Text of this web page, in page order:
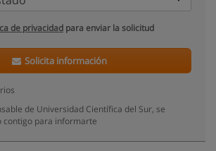
de privacidad para enviar la solicitud
Solicita información
de Universidad Científica del Sur, se
contigo para informarte